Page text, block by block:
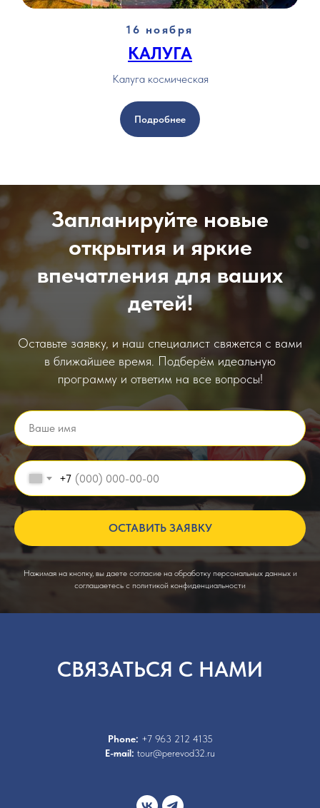
16 ноября
КАЛУГА
Калуга космическая
Подробнее
Запланируйте новые
открытия и яркие
впечатления для ваших
детей!
Оставьте заявку, и наш специалист свяжется с вами
в ближайшее время. Подберём идеальную
программу и ответим на все вопросы!
Ваше имя
+7
ОСТАВИТЬ ЗАЯВКУ
Нажимая на кнопку, вы даете согласие на обработку персональных данных и
соглашаетесь c политикой конфиденциальности
СВЯЗАТЬСЯ С НАМИ
Phone: +7 963 212 4135
E-mail: tour@perevod32.ru